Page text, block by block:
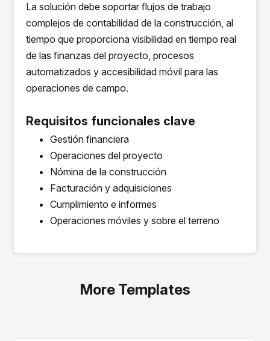
La solución debe soportar flujos de trabajo
complejos de contabilidad de la construcción, al
tiempo que proporciona visibilidad en tiempo real
de las finanzas del proyecto, procesos
automatizados y accesibilidad móvil para las
operaciones de campo.
Requisitos funcionales clave
Gestión financiera
Operaciones del proyecto
Nómina de la construcción
Facturación y adquisiciones
Cumplimiento e informes
Operaciones móviles y sobre el terreno
More Templates